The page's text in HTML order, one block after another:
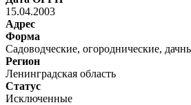
15.04.2003
Адрес
Форма
Садоводческие, огороднические,
Регион
Ленинградская область
Статус
Исключенные